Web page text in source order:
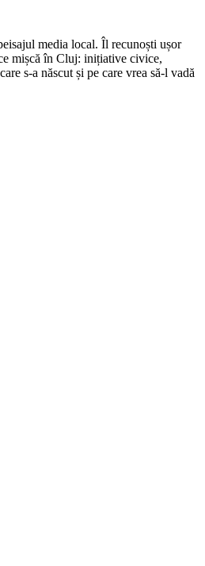
media local. Îl recunoști ușor
mișcă în Cluj: inițiative civice,
s-a născut și pe care vrea să-l vadă